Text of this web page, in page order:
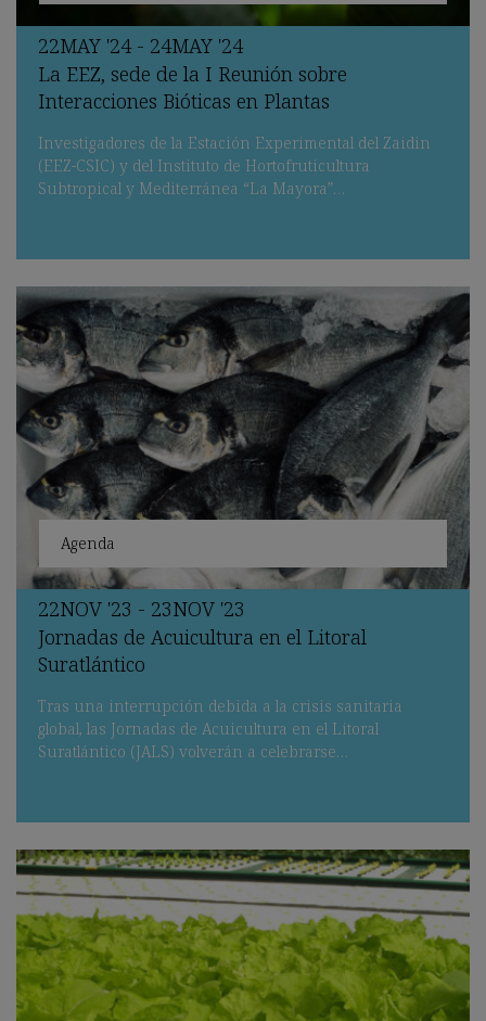
22MAY '24 - 24MAY '24
La EEZ, sede de la I Reunión sobre
Interacciones Bióticas en Plantas
Investigadores de la Estación Experimental del Zaidin
(EEZ-CSIC) y del Instituto de Hortofruticultura
Subtropical y Mediterránea “La Mayora”…
Agenda
22NOV '23 - 23NOV '23
Jornadas de Acuicultura en el Litoral
Suratlántico
Tras una interrupción debida a la crisis sanitaria
global, las Jornadas de Acuicultura en el Litoral
Suratlántico (JALS) volverán a celebrarse…